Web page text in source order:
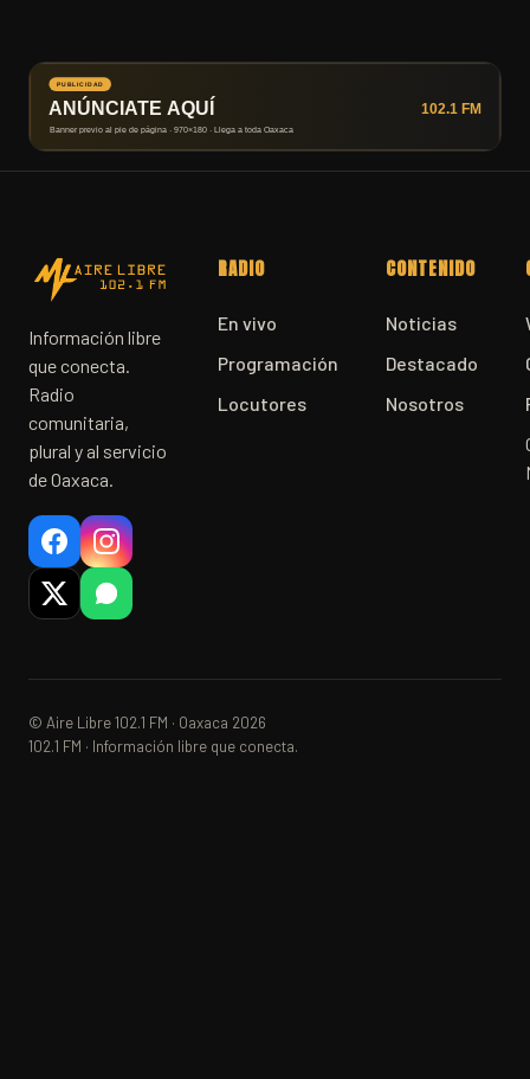
Información libre
que conecta.
Radio
comunitaria,
plural y al servicio
de Oaxaca.
RADIO
En vivo
Programación
Locutores
CONTENIDO
Noticias
Destacado
Nosotros
© Aire Libre 102.1 FM · Oaxaca 2026
102.1 FM · Información libre que conecta.